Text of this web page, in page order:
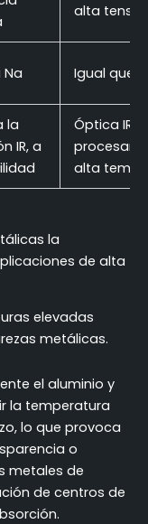
alta
Na Igual que
la
IR, a
Óptica IR,
alta
la
de alta
elevadas
metálicas.
el aluminio y
la temperatura
lo que provoca
o
metales de
de centros de